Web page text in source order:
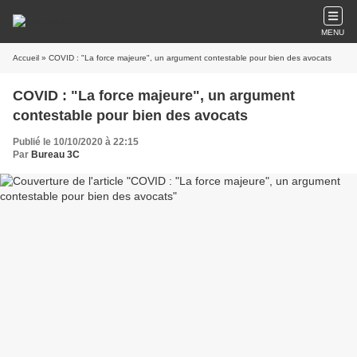
MENU
Accueil » COVID : "La force majeure", un argument contestable pour bien des avocats
COVID : "La force majeure", un argument
contestable pour bien des avocats
Publié le 10/10/2020 à 22:15
Par Bureau 3C